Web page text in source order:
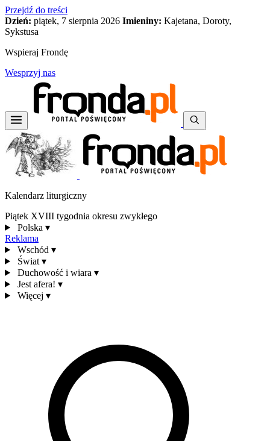
Przejdź do treści
Dzień: piątek, 7 sierpnia 2026 Imieniny: Kajetana, Doroty,
Sykstusa
Wspieraj Frondę
Wesprzyj nas
Kalendarz liturgiczny
Piątek XVIII tygodnia okresu zwykłego
Polska ▾
Reklama
Wschód ▾
Świat ▾
Duchowość i wiara ▾
Jest afera! ▾
Więcej ▾